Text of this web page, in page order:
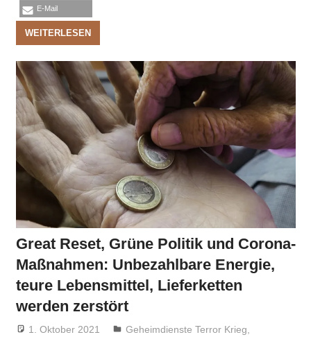
E-Mail
WEITERLESEN
Great Reset, Grüne Politik und Corona-
Maßnahmen: Unbezahlbare Energie,
teure Lebensmittel, Lieferketten
werden zerstört
1. Oktober 2021 Niki Vogt
Geheimdienste Terror Krieg